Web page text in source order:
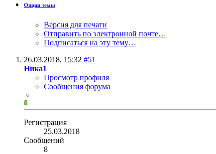
Опции темы
Версия для печати
Отправить по электронной почте…
Подписаться на эту тему…
26.03.2018, 15:32 #51
Ника1
Просмотр профиля
Сообщения форума
Регистрация
25.03.2018
Сообщений
8